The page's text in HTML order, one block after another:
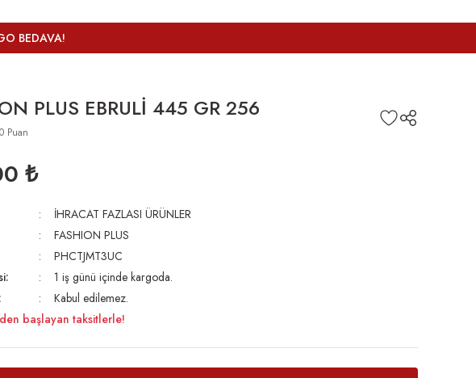
BEDAVA!
PLUS EBRULİ 445 GR 256
Puan
₺
İHRACAT FAZLASI ÜRÜNLER
FASHION PLUS
PHCTJMT3UC
1 iş günü içinde kargoda.
Kabul edilemez.
başlayan taksitlerle!